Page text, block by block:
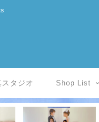
タジオ Shop List